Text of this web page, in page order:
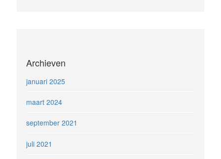
Archieven
januari 2025
maart 2024
september 2021
juli 2021